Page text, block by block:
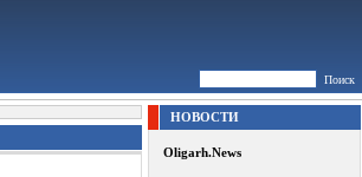
Поиск
НОВОСТИ
Oligarh.News